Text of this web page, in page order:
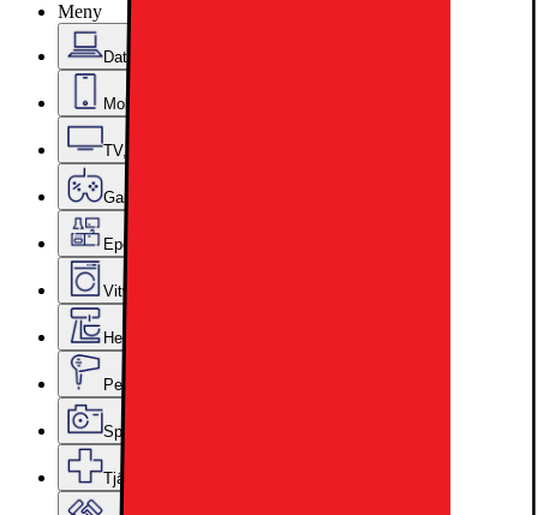
Meny
Datorer & Kontor
Mobiler, Tablets & Smartklockor
TV, Ljud & Smart Hem
Gaming
Epoq Kök & Tvättstuga
Vitvaror
Hem, Hushåll & Trädgård
Personvård, Hälsa & Skönhet
Sport & Fritid
Tjänster & Tillbehör